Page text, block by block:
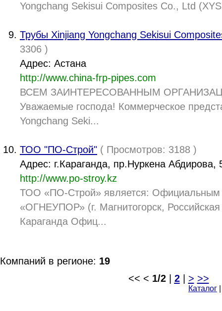
Yongchang Sekisui Composites Co., Ltd
Трубы Xinjiang Yongchang Sekisui
3306 )
Адрес: Астана
http://www.china-frp-pipes.com
ВСЕМ ЗАИНТЕРЕСОВАННЫМ
Уважаемые господа! Коммерческое
Yongchang Seki...
ТОО "ПО-Строй" ( Просмотров: 3188 )
Адрес: г.Караганда, пр.Нуркена Абдирова,
http://www.po-stroy.kz
ТОО «ПО-Строй» является:
«ОГНЕУПОР» (г. Магнитогорск,
Караганда Офиц...
Компаний в регионе: 19
<< < 1/2| 2| > >>
Каталог